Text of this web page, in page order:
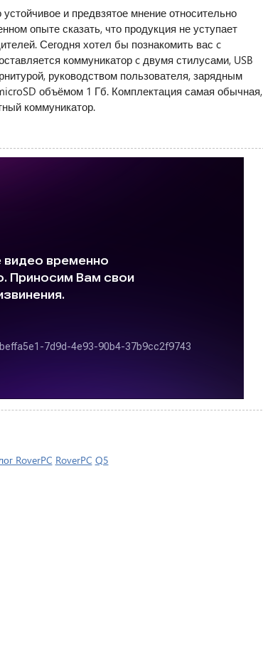
и предвзятое мнение относительно
опыте сказать, что продукция не уступает
Сегодня хотел бы познакомить вас c
коммуникатор c двумя стилусами, USB
руководством пользователя, зарядным
объёмом 1 Гб. Комплектация самая обычная,
коммуникатор.
RoverPC RoverPC Q5